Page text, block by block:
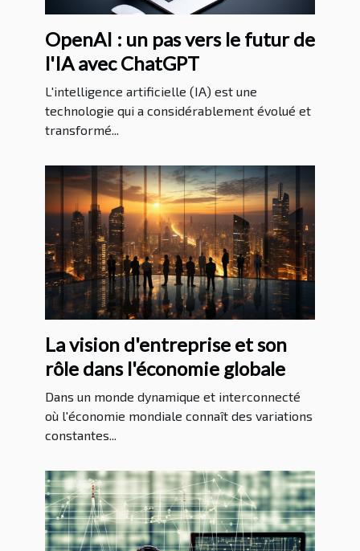
OpenAI : un pas vers le futur de
l'IA avec ChatGPT
L'intelligence artificielle (IA) est une
technologie qui a considérablement évolué et
transformé...
La vision d'entreprise et son
rôle dans l'économie globale
Dans un monde dynamique et interconnecté
où l'économie mondiale connaît des variations
constantes...